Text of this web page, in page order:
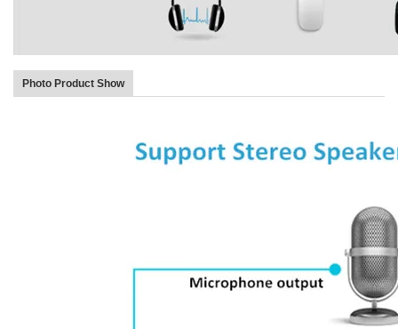
Photo Product Show